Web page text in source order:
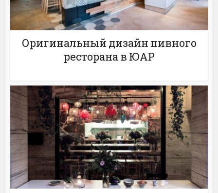
Оригинальный дизайн пивного
ресторана в ЮАР